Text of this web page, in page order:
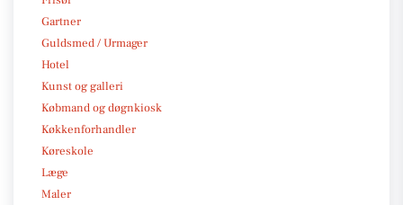
Gartner
Guldsmed / Urmager
Hotel
Kunst og galleri
Købmand og døgnkiosk
Køkkenforhandler
Køreskole
Læge
Maler